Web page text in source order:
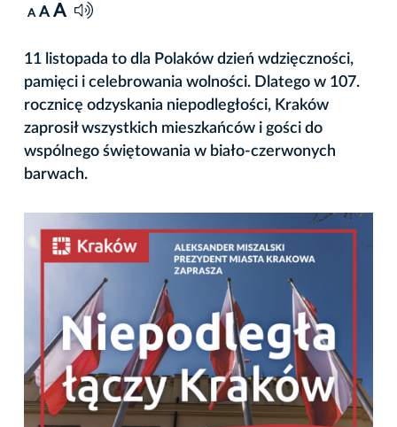
A A A
11 listopada to dla Polaków dzień wdzięczności,
pamięci i celebrowania wolności. Dlatego w 107.
rocznicę odzyskania niepodległości, Kraków
zaprosił wszystkich mieszkańców i gości do
wspólnego świętowania w biało-czerwonych
barwach.